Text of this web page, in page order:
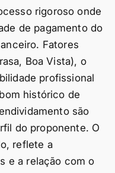
rigoroso onde
de pagamento do
Fatores
Boa Vista), o
profissional
histórico de
são
do proponente. O
reflete a
e a relação com o